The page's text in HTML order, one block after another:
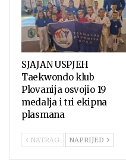
SJAJAN USPJEH
Taekwondo klub
Plovanija osvojio 19
medalja i tri ekipna
plasmana
NATRAG NAPRIJED